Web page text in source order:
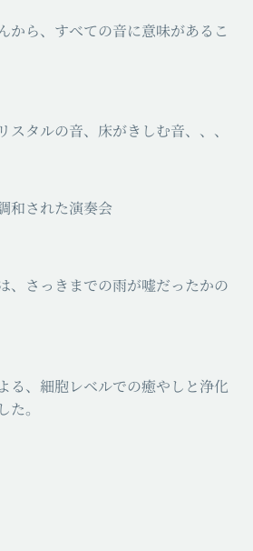
から、すべての音に意味があるこ
スタルの音、床がきしむ音、、、
和された演奏会
、さっきまでの雨が嘘だったかの
る、細胞レベルでの癒やしと浄化
。